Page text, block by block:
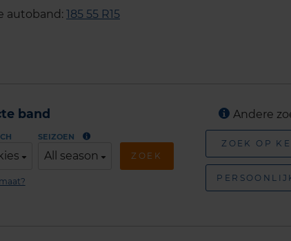
autoband: 185 55 R15
band
kies
SEIZOEN
All season ZOEK
Andere
ZOEK OP